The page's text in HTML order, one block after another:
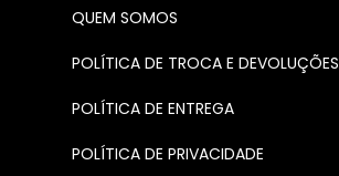
QUEM SOMOS
POLÍTICA DE TROCA E DEVOLUÇÕES
POLÍTICA DE ENTREGA
POLÍTICA DE PRIVACIDADE